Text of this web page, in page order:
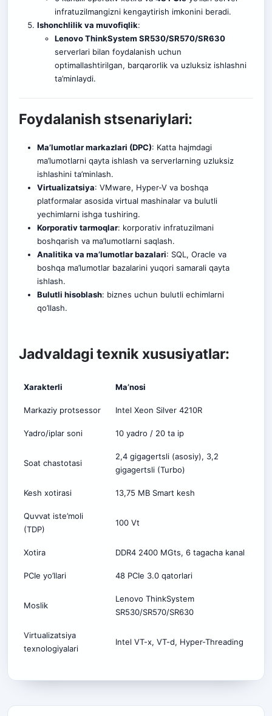
infratuzilmangizni kengaytirish imkonini beradi.
Ishonchlilik va muvofiqlik:
Lenovo ThinkSystem SR530/SR570/SR630
serverlari bilan foydalanish uchun
optimallashtirilgan, barqarorlik va uzluksiz ishlashni
ta’minlaydi.
Foydalanish stsenariylari:
Ma’lumotlar markazlari (DPC): Katta hajmdagi
ma’lumotlarni qayta ishlash va serverlarning uzluksiz
ishlashini ta’minlash.
Virtualizatsiya: VMware, Hyper-V va boshqa
platformalar asosida virtual mashinalar va bulutli
yechimlarni ishga tushiring.
Korporativ tarmoqlar: korporativ infratuzilmani
boshqarish va ma’lumotlarni saqlash.
Analitika va ma’lumotlar bazalari: SQL, Oracle va
boshqa ma’lumotlar bazalarini yuqori samarali qayta
ishlash.
Bulutli hisoblash: biznes uchun bulutli echimlarni
qo’llash.
Jadvaldagi texnik xususiyatlar:
Xarakterli Ma’nosi
Markaziy protsessor Intel Xeon Silver 4210R
Yadro/iplar soni 10 yadro / 20 ta ip
Soat chastotasi
2,4 gigagertsli (asosiy), 3,2
gigagertsli (Turbo)
Kesh xotirasi 13,75 MB Smart kesh
Quvvat iste’moli
(TDP)
100 Vt
Xotira DDR4 2400 MGts, 6 tagacha kanal
PCIe yo’llari 48 PCIe 3.0 qatorlari
Moslik
Lenovo ThinkSystem
SR530/SR570/SR630
Virtualizatsiya
texnologiyalari
Intel VT-x, VT-d, Hyper-Threading